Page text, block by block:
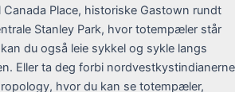
Canada Place, historiske Gastown rundt
Stanley Park, hvor totempæler står
du også leie sykkel og sykle langs
Eller ta deg forbi nordvestkystindianerne
hvor du kan se totempæler,